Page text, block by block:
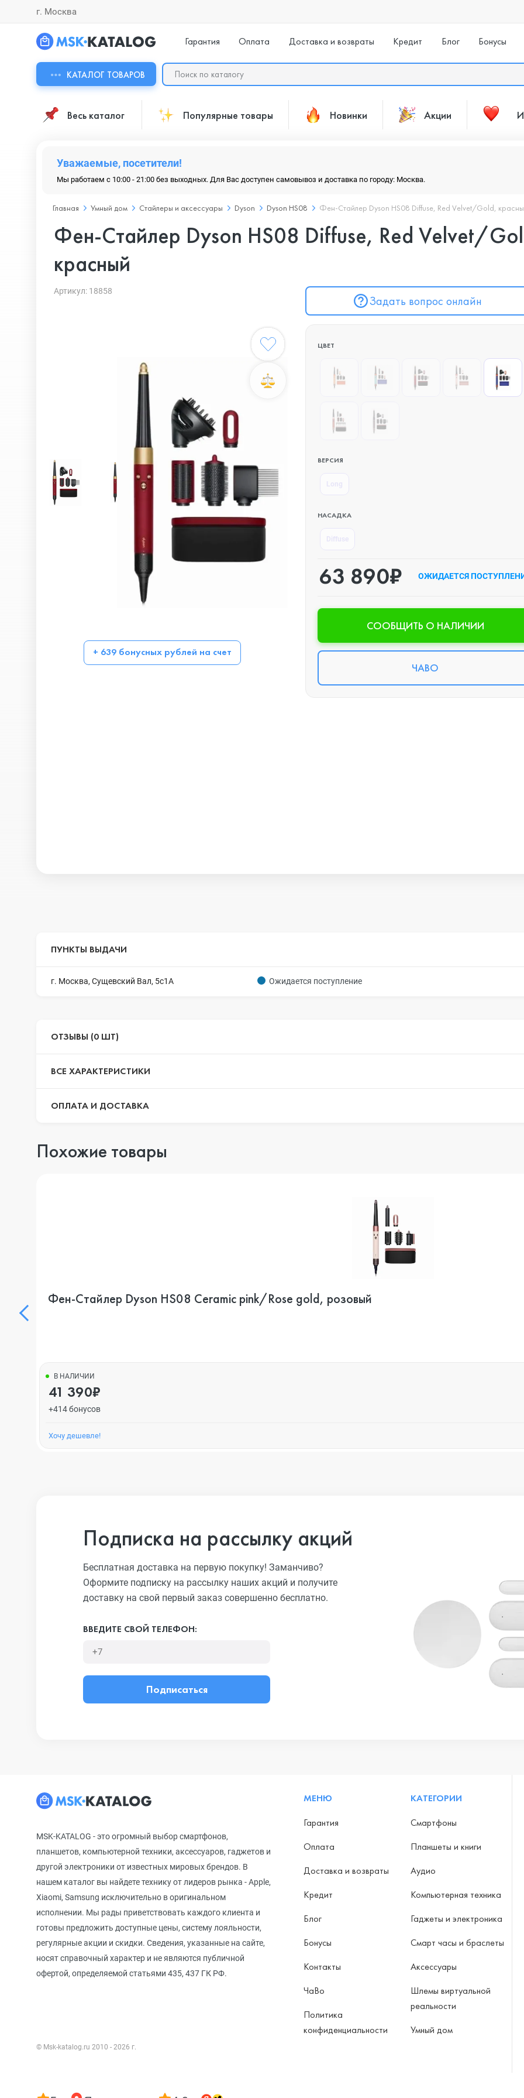
г. Москва
Гарантия Оплата Доставка и возвраты Кредит Блог Бонусы
КАТАЛОГ ТОВАРОВ
Весь каталог Популярные товары Новинки Акции
Уважаемые, посетители!
Мы работаем с 10:00 - 21:00 без выходных. Для Вас доступен самовывоз и доставка по городу: Москва.
Главная Умный дом Стайлеры и аксессуары Dyson Dyson HS08 Фен-Стайлер Dyson HS08 Diffuse, Red Velvet/Gold,
Фен-Стайлер Dyson HS08 Diffuse, Red Velvet/
красный
Артикул: 18858
Задать вопрос онлайн
+ 639 бонусных рублей на счет
ЦВЕТ
ВЕРСИЯ
НАСАДКА
63 890₽ ОЖИДАЕТСЯ
CООБЩИТЬ О НАЛИЧИИ
ЧАВО
ПУНКТЫ ВЫДАЧИ
г. Москва, Сущевский Вал, 5с1А Ожидается поступление
ОТЗЫВЫ (0 ШТ)
ВСЕ ХАРАКТЕРИСТИКИ
ОПЛАТА И ДОСТАВКА
Похожие товары
Фен-Стайлер Dyson HS08 Ceramic pink/Rose gold, розовый
В НАЛИЧИИ
41 390₽
+414 бонусов
Хочу дешевле!
Подписка на рассылку акций
Бесплатная доставка на первую покупку! Заманчиво?
Оформите подписку на рассылку наших акций и получите
доставку на свой первый заказ совершенно бесплатно.
ВВЕДИТЕ СВОЙ ТЕЛЕФОН:
Подписаться
MSK-KATALOG - это огромный выбор смартфонов,
планшетов, компьютерной техники, аксессуаров, гаджетов и
другой электроники от известных мировых брендов. В
нашем каталог вы найдете технику от лидеров рынка - Apple,
Xiaomi, Samsung исключительно в оригинальном
исполнении. Мы рады приветствовать каждого клиента и
готовы предложить доступные цены, систему лояльности,
регулярные акции и скидки. Сведения, указанные на сайте,
носят справочный характер и не являются публичной
офертой, определяемой статьями 435, 437 ГК РФ.
© Msk-katalog.ru 2010 - 2026 г.
МЕНЮ
Гарантия
Оплата
Доставка и возвраты
Кредит
Блог
Бонусы
Контакты
ЧаВо
Политика
конфиденциальности
КАТЕГОРИИ
Смартфоны
Планшеты и книги
Аудио
Компьютерная техника
Гаджеты и электроника
Смарт часы и браслеты
Аксессуары
Шлемы виртуальной
реальности
Умный дом